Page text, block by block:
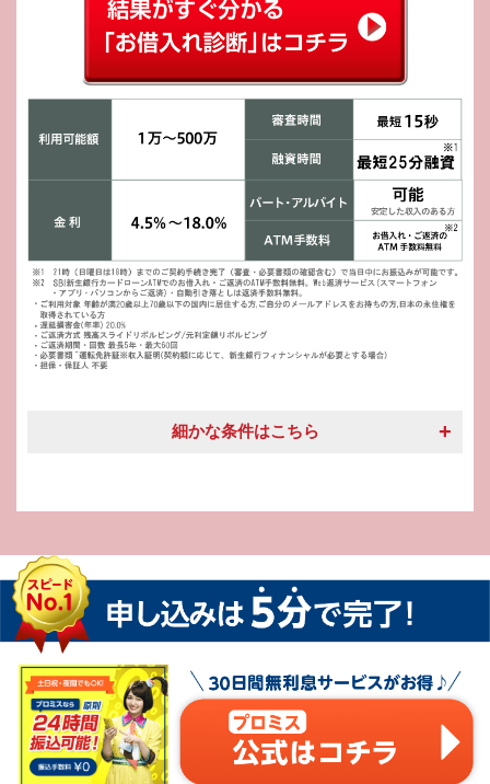
細かな条件はこちら